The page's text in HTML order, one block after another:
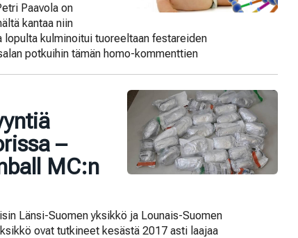
Paavola on
kantaa niin
kulminoitui tuoreeltaan festareiden
potkuihin tämän homo-kommenttien
–
MC:n
Länsi-Suomen yksikkö ja Lounais-Suomen
ovat tutkineet kesästä 2017 asti laajaa